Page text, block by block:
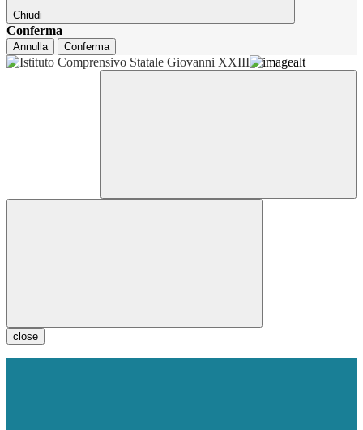
Chiudi
Conferma
Annulla Conferma
close